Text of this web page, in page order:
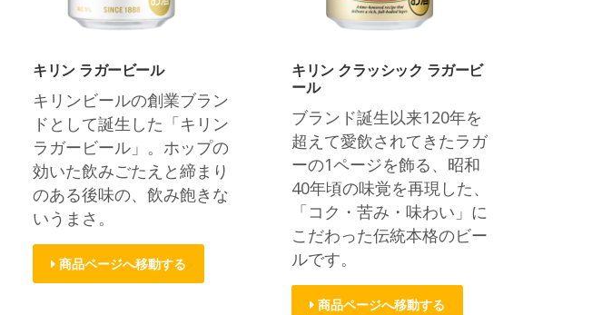
キリン ラガービール
キリンビールの創業ブラン
ドとして誕生した「キリン
ラガービール」。ホップの
効いた飲みごたえと締まり
のある後味の、飲み飽きな
いうまさ。
商品ページへ移動する
キリン クラッシック ラガービ
ール
ブランド誕生以来120年を
超えて愛飲されてきたラガ
ーの1ページを飾る、昭和
40年頃の味覚を再現した、
「コク・苦み・味わい」に
こだわった伝統本格のビー
ルです。
商品ページへ移動する